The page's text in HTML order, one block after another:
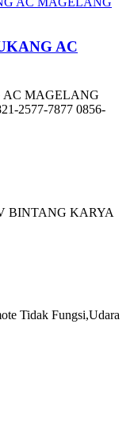
AC
AC MAGELANG
2577-7877 0856-
BINTANG KARYA
Tidak Fungsi,Udara